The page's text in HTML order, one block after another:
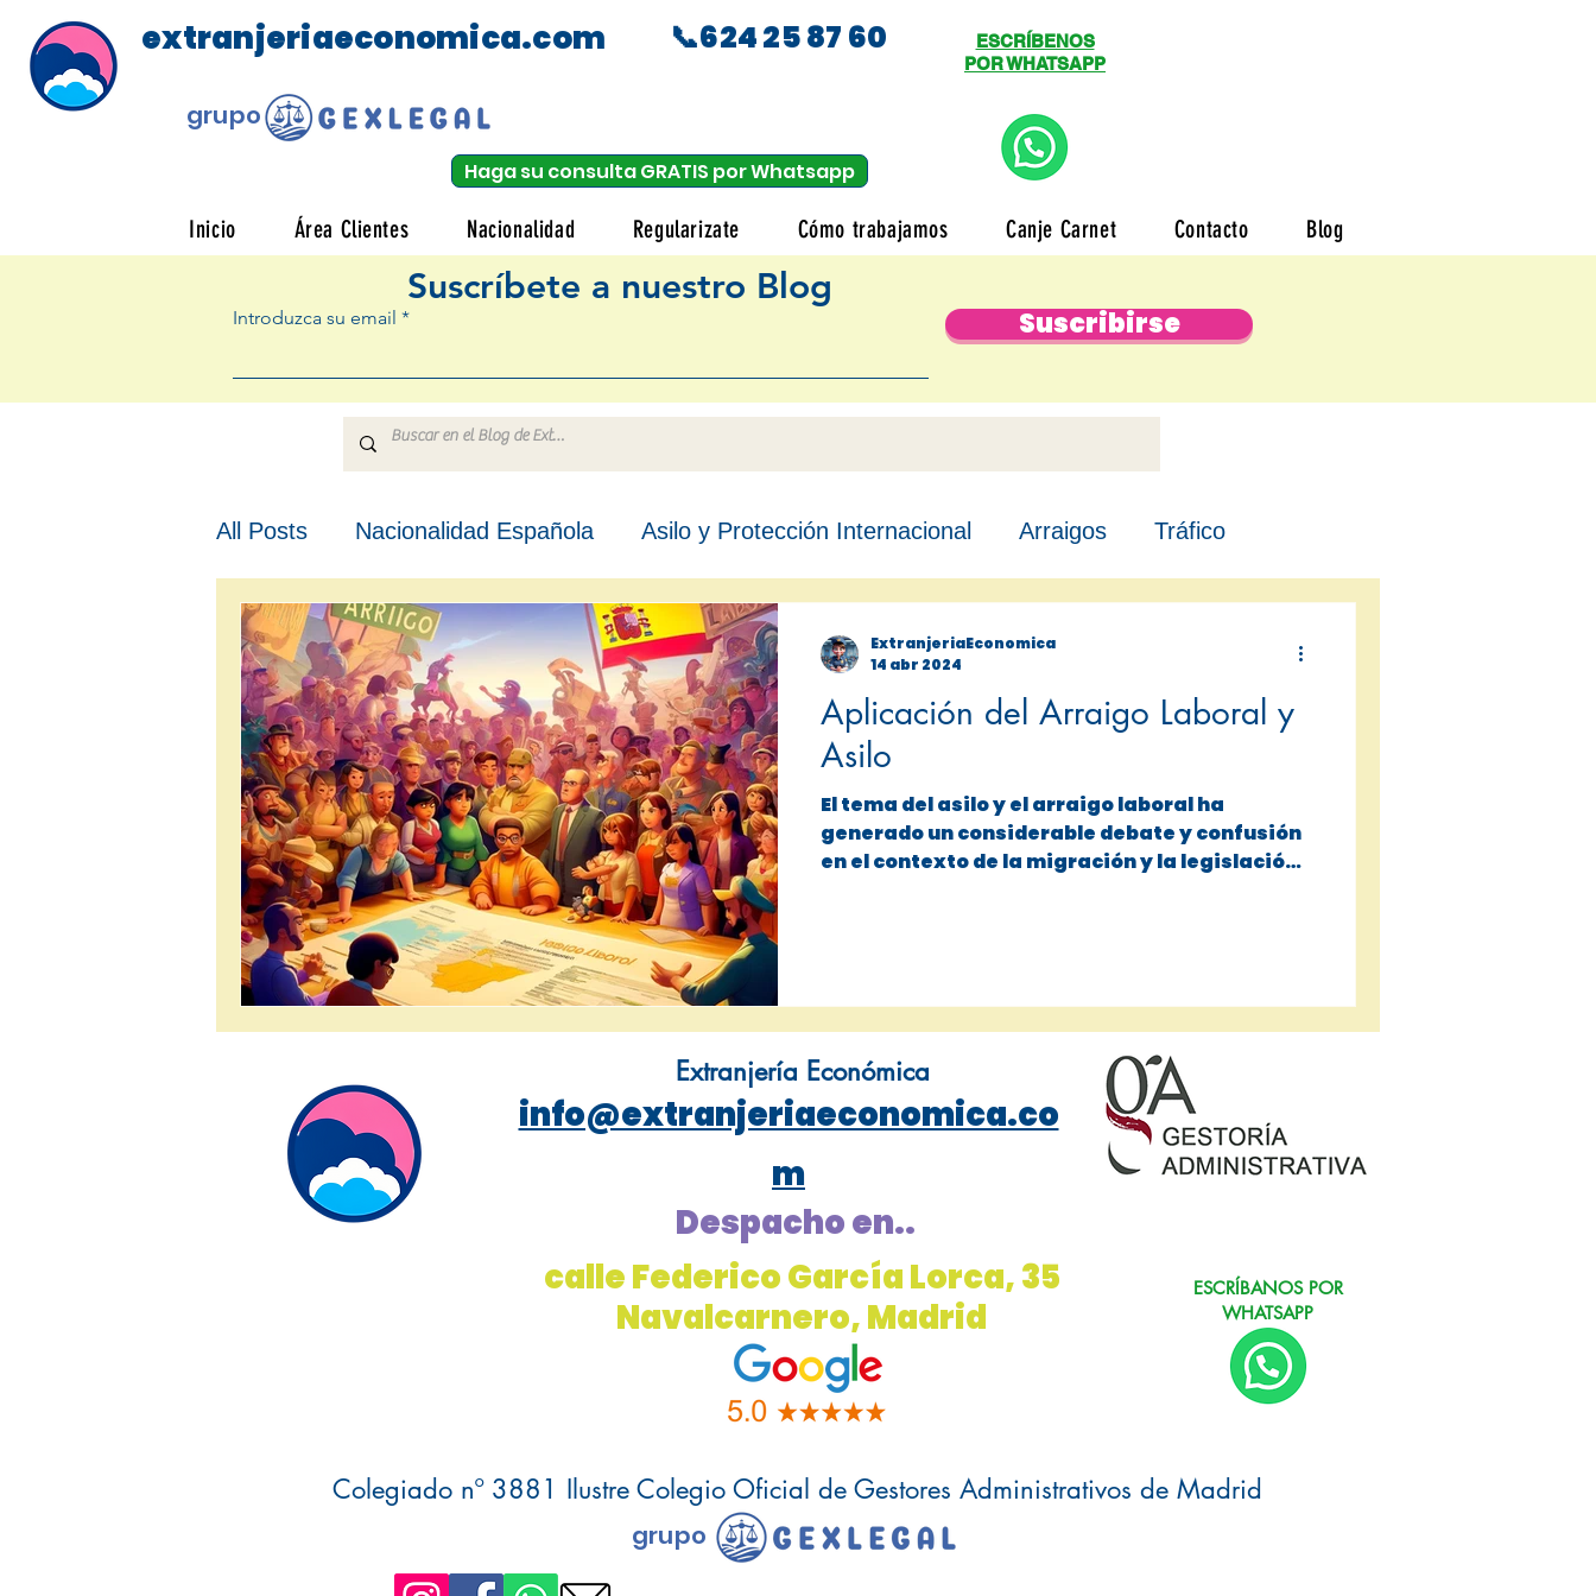
extranjeriaeconomica.com
grupo
📞624 25 87 60
Haga su consulta GRATIS por Whatsapp
ESCRÍBENOS
POR WHATSAPP
Inicio Área Clientes Nacionalidad Regularizate Cómo trabajamos Canje Carnet Contacto Blog
Suscríbete a nuestro Blog
Introduzca su email Suscribirse
All Posts Nacionalidad Española Asilo y Protección Internacional Arraigos Tráfico
Visado Estudiantes
Aplicación del Arraigo Laboral y
Asilo
El tema del asilo y el arraigo laboral ha
generado un considerable debate y confusión
en el contexto de la migración y la legislación
ExtranjeriaEconomica
14 abr 2024
Extranjería Económica
info@extranjeriaeconomica.co
m
Despacho en..
calle Federico García Lorca, 35
Navalcarnero, Madrid
ESCRÍBANOS POR
WHATSAPP
Colegiado nº 3881 Ilustre Colegio Oficial de Gestores Administrativos de Madrid
grupo